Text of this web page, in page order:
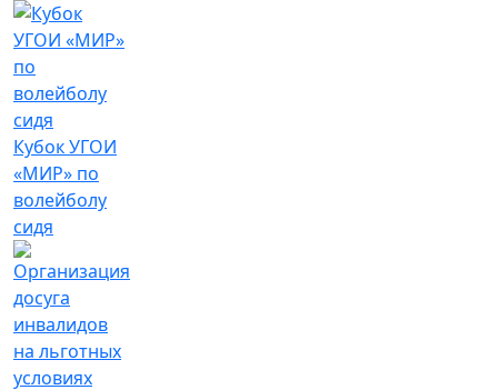
Кубок УГОИ
«МИР» по
волейболу
сидя